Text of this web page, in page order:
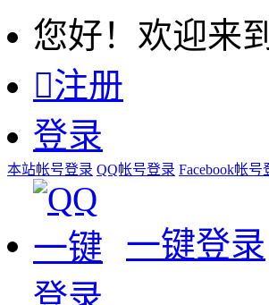
您好！欢迎来
注册
登录
本站帐号登录 QQ帐号登录 Facebook帐号
一键登录